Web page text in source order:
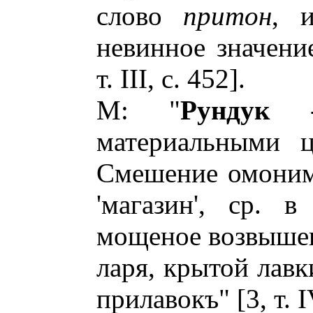
слово притон,
невинное
т. III, с. 452].
М: "Рундук-
материальными
Смешение
'магазин', ср.
мощеное
ларя, крытой
прилавокъ" [3, т.